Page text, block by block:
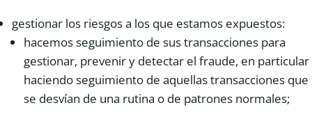
gestionar los riesgos a los que estamos expuestos:
hacemos seguimiento de sus transacciones para
gestionar, prevenir y detectar el fraude, en particular
haciendo seguimiento de aquellas transacciones que
se desvían de una rutina o de patrones normales;